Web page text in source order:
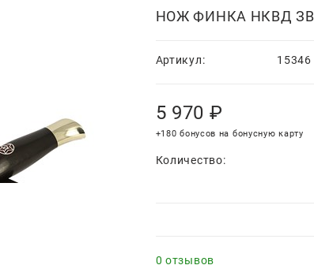
НОЖ ФИНКА НКВД
Артикул: 15346
5 970 ₽
+180 бонусов на бонусную карту
Количество:
0 отзывов